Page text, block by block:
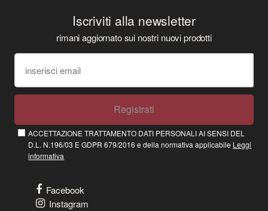
Iscriviti alla newsletter
rimani aggiornato sui nostri nuovi prodotti
Registrati
ACCETTAZIONE TRATTAMENTO DATI PERSONALI AI SENSI DEL
D.L. N.196/03 E GDPR 679/2016 e della normativa applicabile Leggi
informativa
Facebook
Instagram